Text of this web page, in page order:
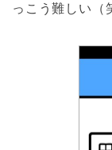
っこう難しい（